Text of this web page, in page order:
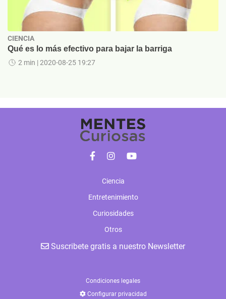
CIENCIA
Qué es lo más efectivo para bajar la barriga
2 min | 2020-08-25 19:27
Ciencia
Entretenimiento
Curiosidades
Otros
Suscribete gratis a nuestro Newsletter
Condiciones legales
Configurar privacidad